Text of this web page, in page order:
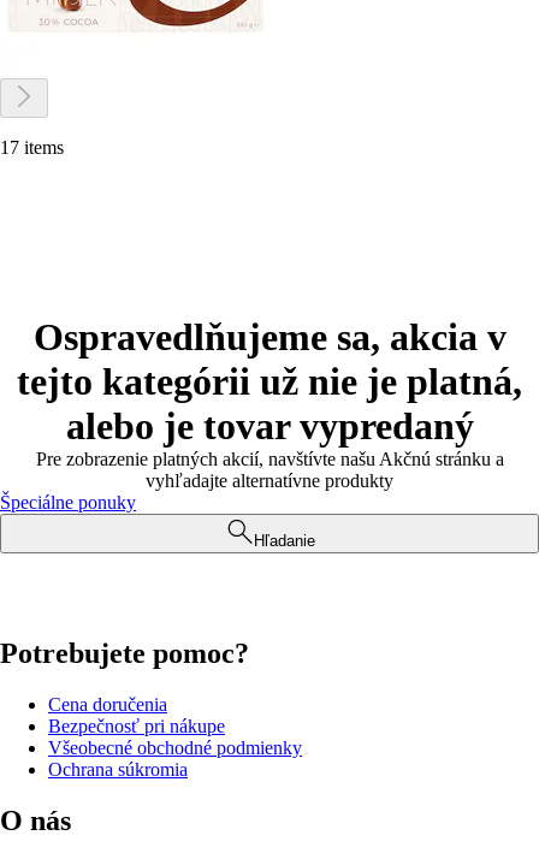
17 items
Ospravedlňujeme sa, akcia v
tejto kategórii už nie je platná,
alebo je tovar vypredaný
Pre zobrazenie platných akcií, navštívte našu Akčnú stránku a
vyhľadajte alternatívne produkty
Špeciálne ponuky
Hľadanie
Potrebujete pomoc?
Cena doručenia
Bezpečnosť pri nákupe
Všeobecné obchodné podmienky
Ochrana súkromia
O nás